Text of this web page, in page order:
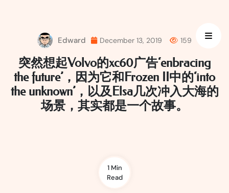
Edward December 13, 2019 159
突然想起Volvo的xc60广告‘enbracing
the future’，因为它和Frozen II中的‘into
the unknown’，以及Elsa几次冲入大海的
场景，其实都是一个故事。
1 Min
Read